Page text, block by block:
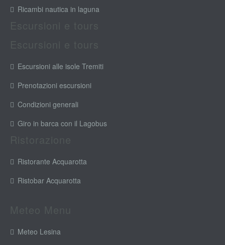
Ricambi nautica in laguna
Escursioni alle isole Tremiti
Prenotazioni escursioni
Condizioni generali
Giro in barca con il Lagobus
Ristorante Acquarotta
Ristobar Acquarotta
Meteo Lesina